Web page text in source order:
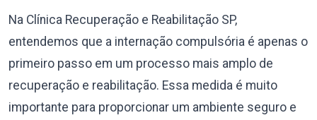
Na Clínica Recuperação e Reabilitação SP,
entendemos que a internação compulsória é apenas o
primeiro passo em um processo mais amplo de
recuperação e reabilitação. Essa medida é muito
importante para proporcionar um ambiente seguro e